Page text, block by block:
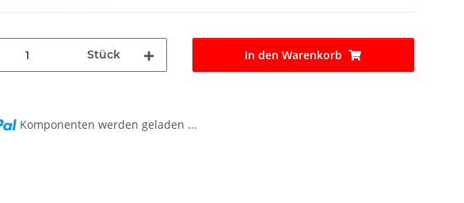
Stück In den Warenkorb
Komponenten werden geladen ...